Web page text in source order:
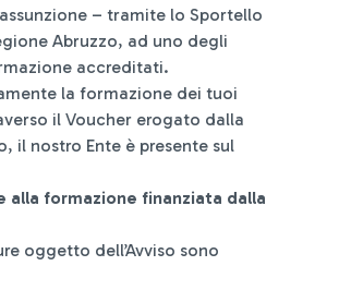
– tramite lo Sportello
Abruzzo, ad uno degli
accreditati.
la formazione dei tuoi
il Voucher erogato dalla
il nostro Ente è presente sul
alla formazione finanziata dalla
oggetto dell’Avviso sono